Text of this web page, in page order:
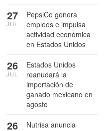
PepsiCo genera
empleos e impulsa
actividad económica
en Estados Unidos
27
JUL
Estados Unidos
reanudará la
importación de
ganado mexicano en
agosto
26
JUL
Nutrisa anuncia
26